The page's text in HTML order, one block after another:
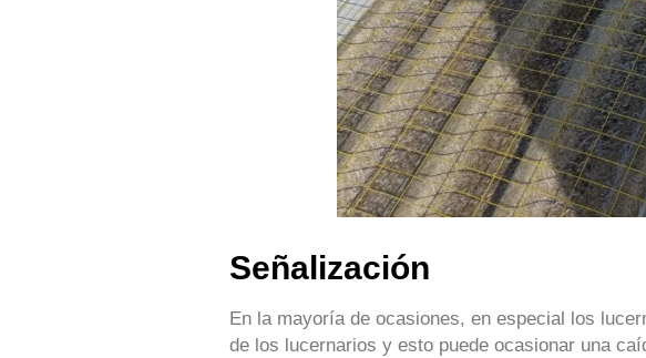
Señalización
En la mayoría de ocasiones, en especial los
de los lucernarios y esto puede ocasionar una